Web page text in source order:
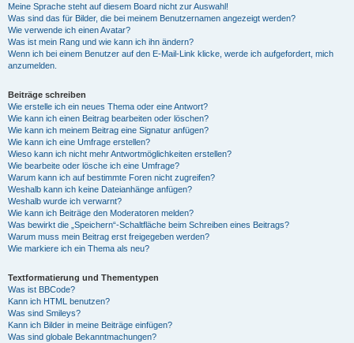
Meine Sprache steht auf diesem Board nicht zur Auswahl!
Was sind das für Bilder, die bei meinem Benutzernamen angezeigt werden?
Wie verwende ich einen Avatar?
Was ist mein Rang und wie kann ich ihn ändern?
Wenn ich bei einem Benutzer auf den E-Mail-Link klicke, werde ich aufgefordert, mich
anzumelden.
Beiträge schreiben
Wie erstelle ich ein neues Thema oder eine Antwort?
Wie kann ich einen Beitrag bearbeiten oder löschen?
Wie kann ich meinem Beitrag eine Signatur anfügen?
Wie kann ich eine Umfrage erstellen?
Wieso kann ich nicht mehr Antwortmöglichkeiten erstellen?
Wie bearbeite oder lösche ich eine Umfrage?
Warum kann ich auf bestimmte Foren nicht zugreifen?
Weshalb kann ich keine Dateianhänge anfügen?
Weshalb wurde ich verwarnt?
Wie kann ich Beiträge den Moderatoren melden?
Was bewirkt die „Speichern“-Schaltfläche beim Schreiben eines Beitrags?
Warum muss mein Beitrag erst freigegeben werden?
Wie markiere ich ein Thema als neu?
Textformatierung und Thementypen
Was ist BBCode?
Kann ich HTML benutzen?
Was sind Smileys?
Kann ich Bilder in meine Beiträge einfügen?
Was sind globale Bekanntmachungen?